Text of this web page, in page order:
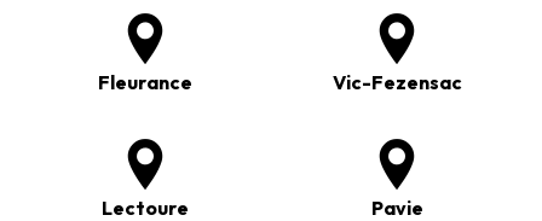
Fleurance Vic-Fezensac
Lectoure Pavie